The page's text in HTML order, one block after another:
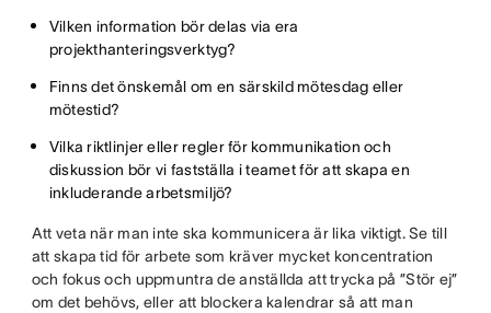
Vilken information bör delas via era
projekthanteringsverktyg?
Finns det önskemål om en särskild mötesdag eller
mötestid?
Vilka riktlinjer eller regler för kommunikation och
diskussion bör vi fastställa i teamet för att skapa en
inkluderande arbetsmiljö?
Att veta när man inte ska kommunicera är lika viktigt. Se till
att skapa tid för arbete som kräver mycket koncentration
och fokus och uppmuntra de anställda att trycka på ”Stör ej”
om det behövs, eller att blockera kalendrar så att man